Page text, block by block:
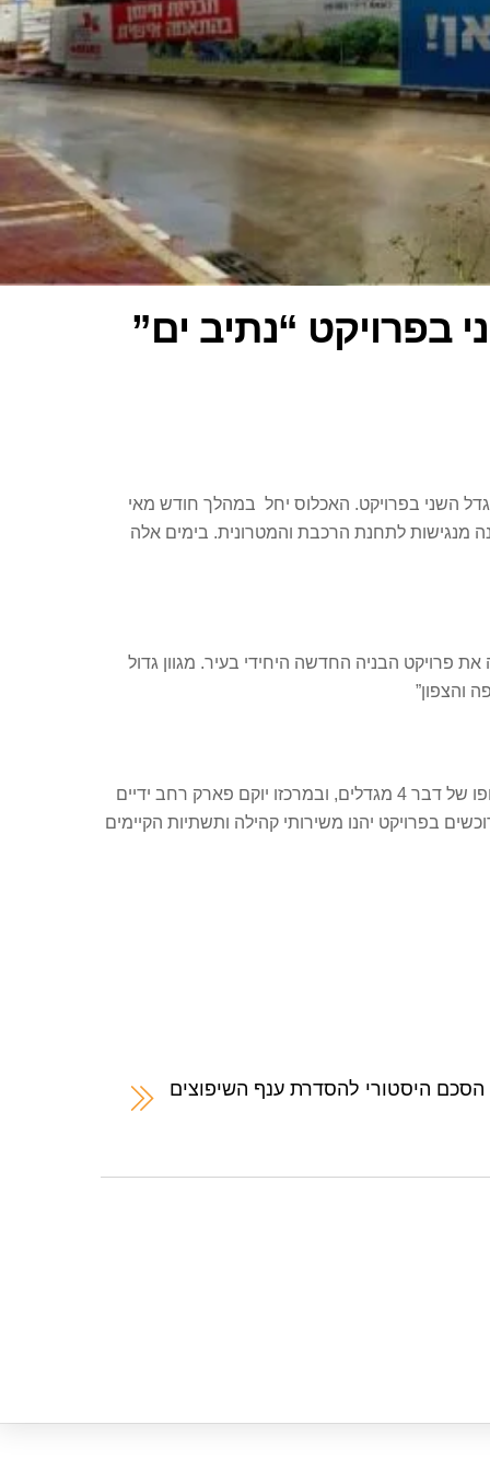
טופס 4 למגדל השני בפרויקט “נתיב ים”
נדל”ן, המקימה את פרויקט “נתיב ים” הכולל בשלב א’ 2 מגדלים בני 17 קומות ו-145 דירות, קיבלה ט. 4 למגדל השני בפרויקט. האכלוס יחל במהלך חודש מאי
ופנטהאוזים. הפרויקט נהנה מנגישות לתחנת הרכבת והמטרונית. בימים אלה
את פרויקט הבניה החדשה היחידי בעיר. מגוון גדול
והצפון”
הפרויקט, המהווה המשך לשכונת פסגת ים הנחשבת ליוקרתית ביותר בקרית ים, הוא מתחם מגורים עצמאי שאמור לכלול בסופו של דבר 4 מגדלים, ובמרכזו יוקם פארק רחב ידיים
בפרויקט יהנו משירותי קהילה ותשתיות הקיימים
הסכם היסטורי להסדרת ענף השיפוצים